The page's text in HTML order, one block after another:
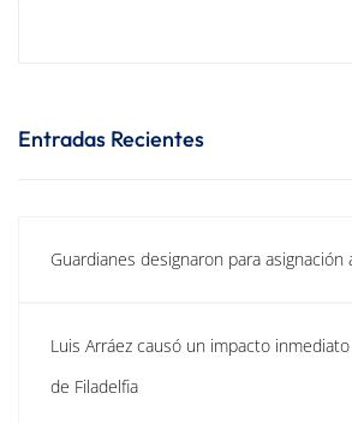
Entradas Recientes
Guardianes designaron para asignación
Luis Arráez causó un impacto
de Filadelfia